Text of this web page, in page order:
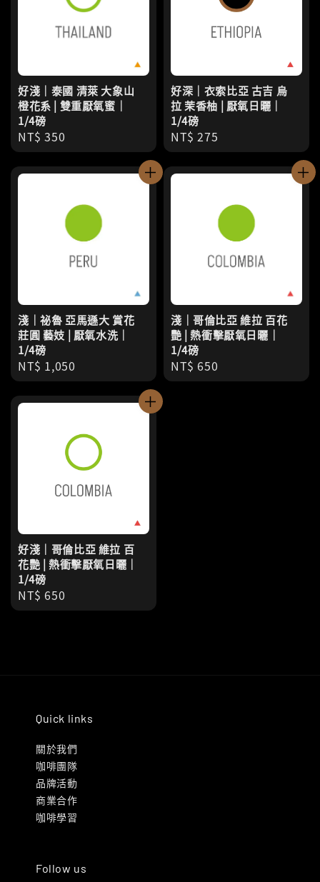
好淺｜泰國 清萊 大象山
橙花系 | 雙重厭氧蜜｜
1/4磅
Regular
price
NT$ 350
好深｜衣索比亞 古吉 烏
拉 茉香柚 | 厭氧日曬｜
1/4磅
Regular
price
NT$ 275
淺｜祕魯 亞馬遜大 賞花
莊圓 藝妓 | 厭氧水洗｜
1/4磅
Regular
price
NT$ 1,050
淺｜哥倫比亞 維拉 百花
艷 | 熱衝擊厭氧日曬｜
1/4磅
Regular
price
NT$ 650
好淺｜哥倫比亞 維拉 百
花艷 | 熱衝擊厭氧日曬｜
1/4磅
Regular
price
NT$ 650
Quick links
關於我們
咖啡團隊
品牌活動
商業合作
咖啡學習
Follow us